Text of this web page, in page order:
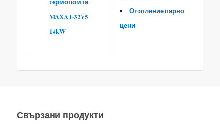
MAXA i-32V5
14kW
Отопление парно
цени
Свързани продукти